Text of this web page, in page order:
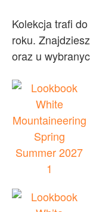
Kolekcja trafi
roku.
oraz u